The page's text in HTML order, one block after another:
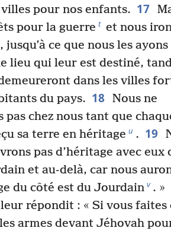
pour nos enfants. 17
pour la guerre t et nous
jusqu’à ce que nous les
lieu qui leur est destiné,
dans les villes
du pays. 18 Nous ne
pas chez nous tant que
sa terre en héritage u . 19
pas d’héritage avec eux
et au-delà, car nous
du côté est du Jourdain v . »
répondit : « Si vous faites
armes devant Jéhovah